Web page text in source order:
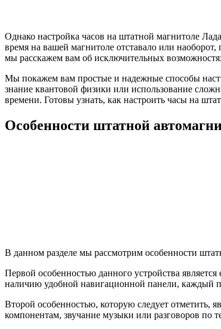
Однако настройка часов на штатной магнитоле
время на вашей магнитоле отставало или
мы расскажем вам об исключительных
Мы покажем вам простые и надежные способы
знание квантовой физики или использование
времени. Готовы узнать, как настроить часы на
Особенности штатной
В данном разделе мы рассмотрим особенности
Первой особенностью данного устройства
наличию удобной навигационной панели, каждый
Второй особенностью, которую следует отметить,
компонентам, звучание музыки или разговоров по